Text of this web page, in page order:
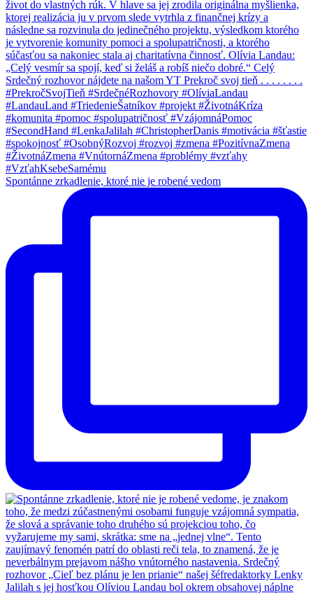
Spontánne zrkadlenie, ktoré nie je robené vedom